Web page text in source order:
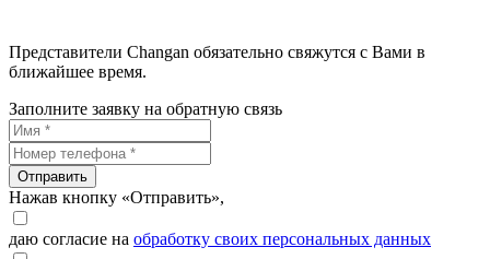
Представители Changan обязательно свяжутся с Вами в
ближайшее время.
Заполните заявку на обратную связь
Отправить
Нажав кнопку «Отправить»,
даю согласие на обработку своих персональных данных